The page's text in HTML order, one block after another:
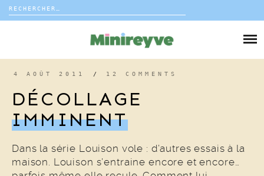
Rechercher :
VIE DE FAMILLE
DÉCO
COUP DE COEUR
4 AOÛT 2011 / 12 COMMENTS
DÉCOLLAGE
IMMINENT
Dans la série Louison vole : d’autres essais à la
maison. Louison s’entraine encore et encore…